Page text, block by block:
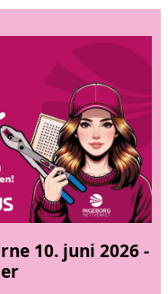
10. juni 2026 -